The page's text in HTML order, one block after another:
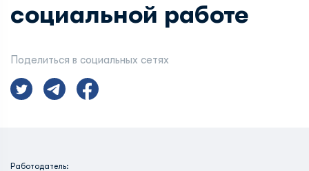
социальной работе
Поделиться в социальных сетях
Работодатель: